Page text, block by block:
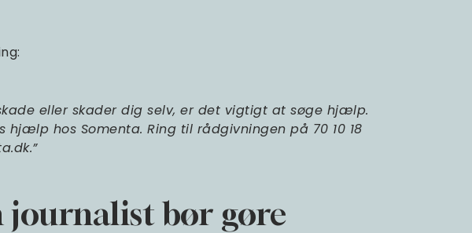
eller skader dig selv, er det vigtigt at søge hjælp.
hos Somenta. Ring til rådgivningen på 70 10 18
journalist bør gøre